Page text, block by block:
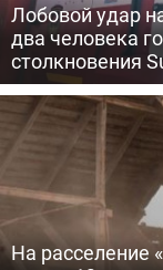
Лобовой удар
два человека
столкновения
На расселение